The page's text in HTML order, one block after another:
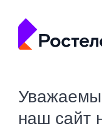
наш сайт